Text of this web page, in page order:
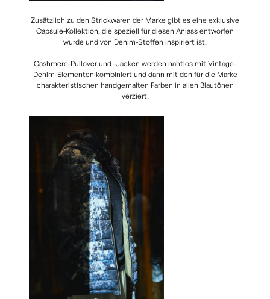
Zusätzlich zu den Strickwaren der Marke gibt es eine exklusive
Capsule-Kollektion, die speziell für diesen Anlass entworfen
wurde und von Denim-Stoffen inspiriert ist.
Cashmere-Pullover und -Jacken werden nahtlos mit Vintage-
Denim-Elementen kombiniert und dann mit den für die Marke
charakteristischen handgemalten Farben in allen Blautönen
verziert.